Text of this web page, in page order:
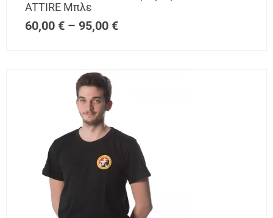
ATTIRE Μπλε
60,00 € – 95,00 €